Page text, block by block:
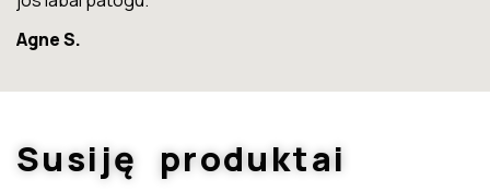
Susiję produktai